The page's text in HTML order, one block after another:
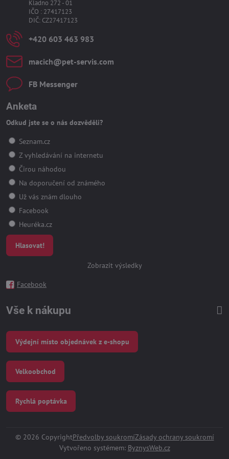
Kladno 272 - 01
IČO : 27417123
DIČ: CZ27417123
+420 603 463 983
macich​@pet-servis​.com
FB Messenger
Anketa
Odkud jste se o nás dozvěděli?
Seznam.cz
Z vyhledávání na internetu
Čirou náhodou
Na doporučení od známého
Už vás znám dlouho
Facebook
Heuréka.cz
Hlasovat!
Zobrazit výsledky
Facebook
Vše k nákupu
Výdejní místo objednávek z e-shopu
Velkoobchod
Rychlá poptávka
© 2026 CopyrightPředvolby soukromíZásady ochrany soukromí
Vytvořeno systémem: ByznysWeb.cz